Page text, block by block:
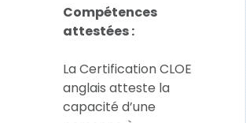
Compétences
attestées :
La Certification CLOE
anglais atteste la
capacité d’une